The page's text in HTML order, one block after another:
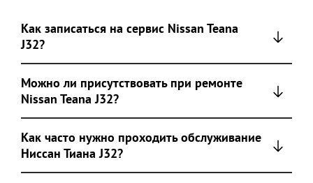
Как записаться на сервис Nissan Teana
J32?
Можно ли присутствовать при ремонте
Nissan Teana J32?
Как часто нужно проходить обслуживание
Ниссан Тиана J32?